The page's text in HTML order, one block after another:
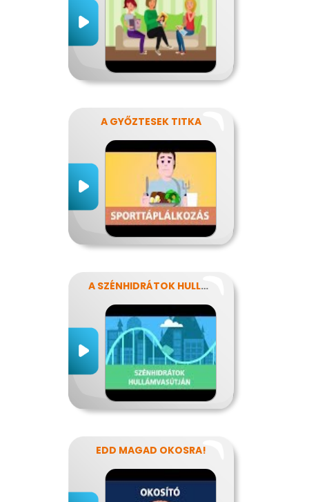
A GYŐZTESEK TITKA
A SZÉNHIDRÁTOK HULLÁMVASÚTJÁN
EDD MAGAD OKOSRA!